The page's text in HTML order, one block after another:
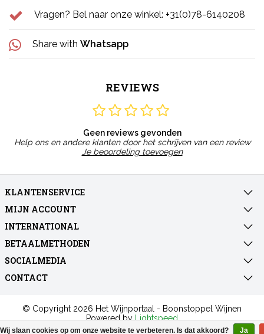
Vragen? Bel naar onze winkel: +31(0)78-6140208
Share with Whatsapp
REVIEWS
Geen reviews gevonden
Help ons en andere klanten door het schrijven van een review
Je beoordeling toevoegen
KLANTENSERVICE
MIJN ACCOUNT
INTERNATIONAL
BETAALMETHODEN
SOCIALMEDIA
CONTACT
© Copyright 2026 Het Wijnportaal - Boonstoppel Wijnen
Powered byLightspeed
All rights reserved byInStijl Media
Wij slaan cookies op om onze website te verbeteren. Is dat akkoord? Ja